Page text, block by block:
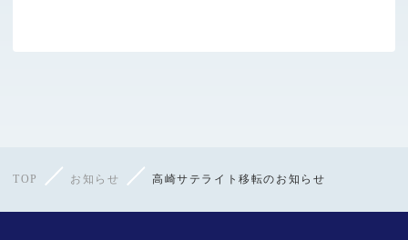
TOP お知らせ 高崎サテライト移転のお知らせ